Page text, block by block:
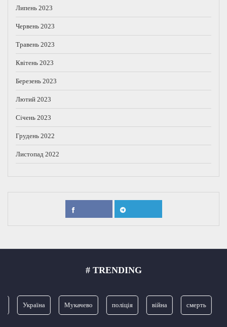
Липень 2023
Червень 2023
Травень 2023
Квітень 2023
Березень 2023
Лютий 2023
Січень 2023
Грудень 2022
Листопад 2022
# TRENDING
Україна Мукачево поліція війна смерть